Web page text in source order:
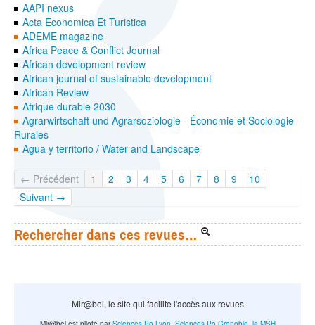
AAPI nexus
Acta Economica Et Turistica
ADEME magazine
Africa Peace & Conflict Journal
African development review
African journal of sustainable development
African Review
Afrique durable 2030
Agrarwirtschaft und Agrarsoziologie - Économie et Sociologie
Rurales
Agua y territorio / Water and Landscape
← Précédent 1 2 3 4 5 6 7 8 9
10
Suivant →
Rechercher dans ces revues…
Mir@bel, le site qui facilite l'accès aux revues